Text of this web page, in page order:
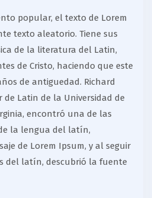
popular, el texto de Lorem
texto aleatorio. Tiene sus
de la literatura del Latin,
de Cristo, haciendo que este
de antiguedad. Richard
de Latin de la Universidad de
encontró una de las
la lengua del latín,
de Lorem Ipsum, y al seguir
del latín, descubrió la fuente